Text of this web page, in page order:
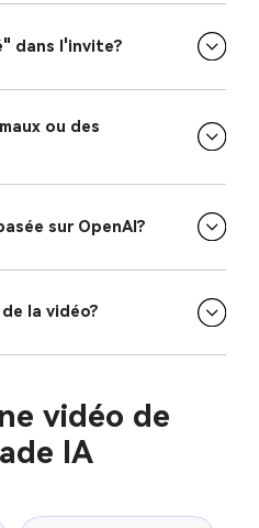
dans l'invite?
ou des
sur OpenAI?
la vidéo?
vidéo de
IA